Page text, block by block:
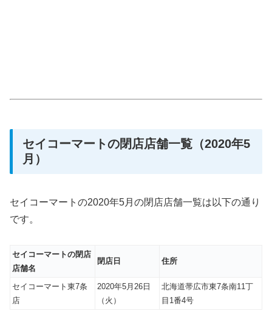
セイコーマートの閉店店舗一覧（2020年5
月）
セイコーマートの2020年5月の閉店店舗一覧は以下の通り
です。
セイコーマートの閉店
店舗名
閉店日 住所
セイコーマート東7条
店
2020年5月26日
（火）
北海道帯広市東7条南11丁
目1番4号